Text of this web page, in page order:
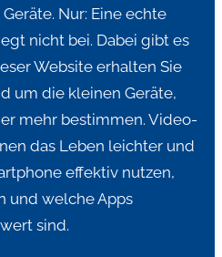
Nur: Eine echte
nicht bei. Dabei gibt es
Website erhalten Sie
um die kleinen Geräte,
mehr bestimmen. Video-
das Leben leichter und
effektiv nutzen,
und welche Apps
sind.